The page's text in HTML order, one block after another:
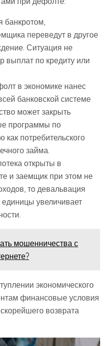
банкротом,
переведут в другое
Ситуация не
выплат по кредиту или
в экономике нанес
банковской системе
может закрыть
программы по
потребительского
займа.
открыты в
и заемщик при этом не
то девальвация
увеличивает
мошенничества с
экономического
финансовые условия
возврата